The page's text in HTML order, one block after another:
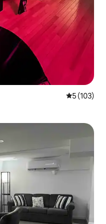
5 ud af 5 i
5 (103)